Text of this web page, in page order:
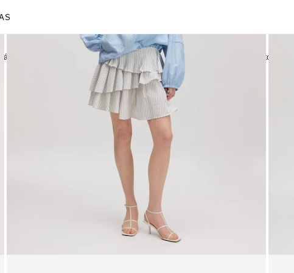
vendidos Blusas Camisas | Tops Ropa de punto
Mostrar todo